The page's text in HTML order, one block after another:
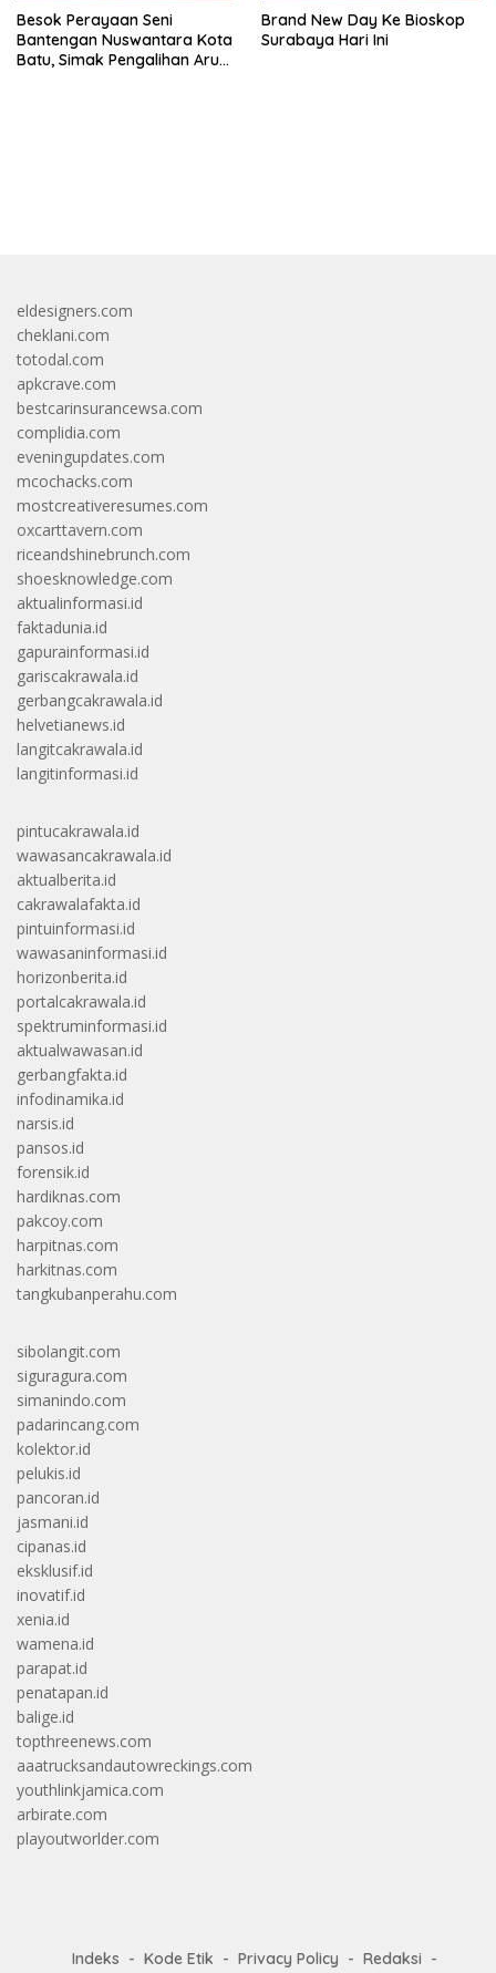
Besok Perayaan Seni
Bantengan Nuswantara Kota
Batu, Simak Pengalihan Arus
Brand New Day Ke Bioskop
Surabaya Hari Ini
eldesigners.com
cheklani.com
totodal.com
apkcrave.com
bestcarinsurancewsa.com
complidia.com
eveningupdates.com
mcochacks.com
mostcreativeresumes.com
oxcarttavern.com
riceandshinebrunch.com
shoesknowledge.com
aktualinformasi.id
faktadunia.id
gapurainformasi.id
gariscakrawala.id
gerbangcakrawala.id
helvetianews.id
langitcakrawala.id
langitinformasi.id
pintucakrawala.id
wawasancakrawala.id
aktualberita.id
cakrawalafakta.id
pintuinformasi.id
wawasaninformasi.id
horizonberita.id
portalcakrawala.id
spektruminformasi.id
aktualwawasan.id
gerbangfakta.id
infodinamika.id
narsis.id
pansos.id
forensik.id
hardiknas.com
pakcoy.com
harpitnas.com
harkitnas.com
tangkubanperahu.com
sibolangit.com
siguragura.com
simanindo.com
padarincang.com
kolektor.id
pelukis.id
pancoran.id
jasmani.id
cipanas.id
eksklusif.id
inovatif.id
xenia.id
wamena.id
parapat.id
penatapan.id
balige.id
topthreenews.com
aaatrucksandautowreckings.com
youthlinkjamica.com
arbirate.com
playoutworlder.com
Indeks Kode Etik Privacy Policy
Redaksi